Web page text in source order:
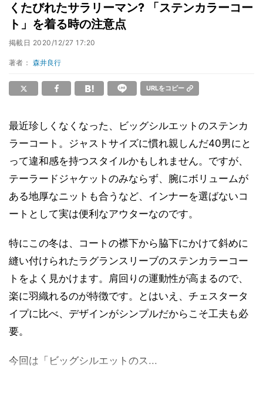
くたびれたサラリーマン? 「ステンカラーコー
ト」を着る時の注意点
掲載日 2020/12/27 17:20
著者： 森井良行
URLをコピー
最近珍しくなくなった、ビッグシルエットのステンカ
ラーコート。ジャストサイズに慣れ親しんだ40男にと
って違和感を持つスタイルかもしれません。ですが、
テーラードジャケットのみならず、腕にボリュームが
ある地厚なニットも合うなど、インナーを選ばないコ
ートとして実は便利なアウターなのです。
特にこの冬は、コートの襟下から脇下にかけて斜めに
縫い付けられたラグランスリーブのステンカラーコー
トをよく見かけます。肩回りの運動性が高まるので、
楽に羽織れるのが特徴です。とはいえ、チェスタータ
イプに比べ、デザインがシンプルだからこそ工夫も必
要。
今回は「ビッグシルエットのス...